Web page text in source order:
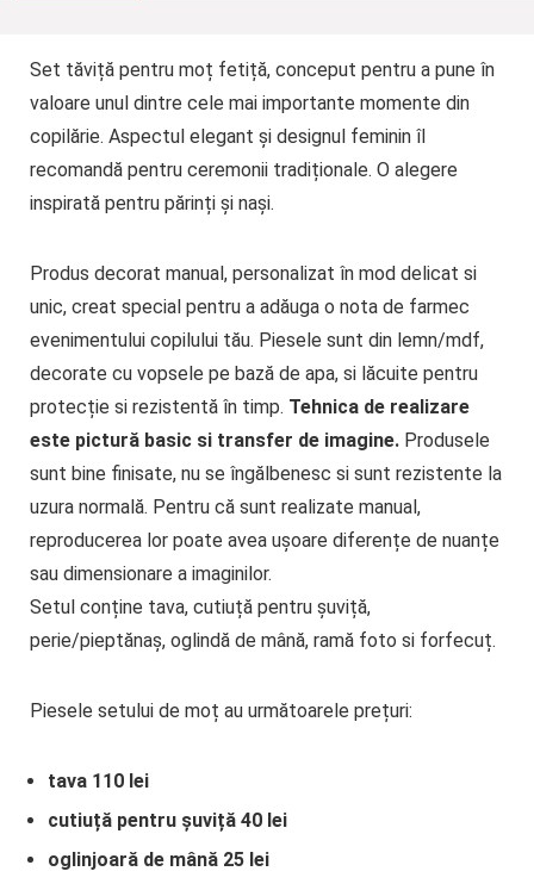
Set tăviță pentru moț fetiță, conceput pentru a pune în
valoare unul dintre cele mai importante momente din
copilărie. Aspectul elegant și designul feminin îl
recomandă pentru ceremonii tradiționale. O alegere
inspirată pentru părinți și nași.
Produs decorat manual, personalizat în mod delicat si
unic, creat special pentru a adăuga o nota de farmec
evenimentului copilului tău. Piesele sunt din lemn/mdf,
decorate cu vopsele pe bază de apa, si lăcuite pentru
protecție si rezistentă în timp. Tehnica de realizare
este pictură basic si transfer de imagine.Produsele
sunt bine finisate, nu se îngălbenesc si sunt rezistente la
uzura normală. Pentru că sunt realizate manual,
reproducerea lor poate avea ușoare diferențe de nuanțe
sau dimensionare a imaginilor.
Setul conține tava, cutiuță pentru șuviță,
perie/pieptănaș, oglindă de mână, ramă foto si forfecuț.
Piesele setului de moț au următoarele prețuri:
tava 110 lei
cutiuță pentru șuviță 40 lei
oglinjoară de mână 25 lei